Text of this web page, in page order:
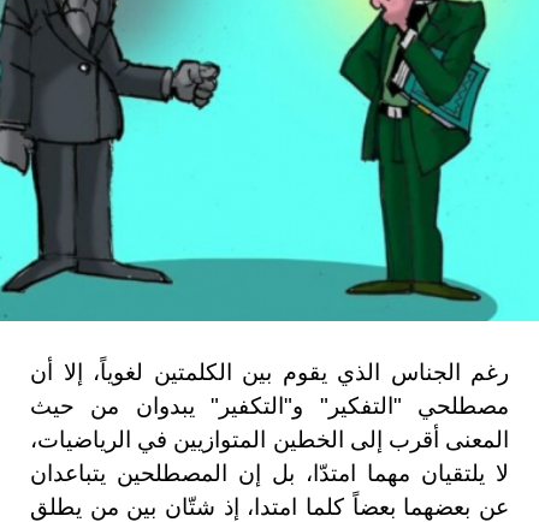
رغم الجناس الذي يقوم بين الكلمتين لغوياً، إلا أن
مصطلحي "التفكير" و"التكفير" يبدوان من حيث
المعنى أقرب إلى الخطين المتوازيين في الرياضيات،
لا يلتقيان مهما امتدّا، بل إن المصطلحين يتباعدان
عن بعضهما بعضاً كلما امتدا، إذ شتّان بين من يطلق